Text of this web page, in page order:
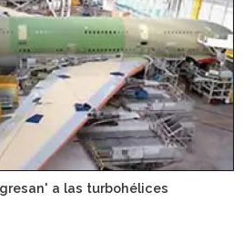
a las turbohélices